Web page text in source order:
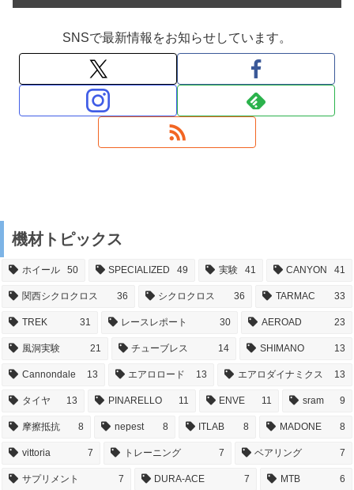
SNSで最新情報をお知らせしています。
機材トピックス
ホイール 50 SPECIALIZED 49 実験 41 CANYON 41
関西シクロクロス 36 シクロクロス 36 TARMAC 33
TREK 31 レースレポート 30 AEROAD 23
風洞実験 21 チューブレス 14 SHIMANO 13
Cannondale 13 エアロロード 13 エアロダイナミクス 13
タイヤ 13 PINARELLO 11 ENVE 11 sram 9
摩擦抵抗 8 nepest 8 ITLAB 8 MADONE 8
vittoria 7 トレーニング 7 ベアリング 7
サプリメント 7 DURA-ACE 7 MTB 6